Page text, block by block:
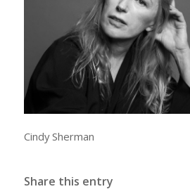
Cindy Sherman
Share this entry